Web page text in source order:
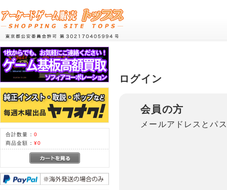
合計数量： 0
商品金額： ¥0
ログイン
会員の方
メールアドレスとパ